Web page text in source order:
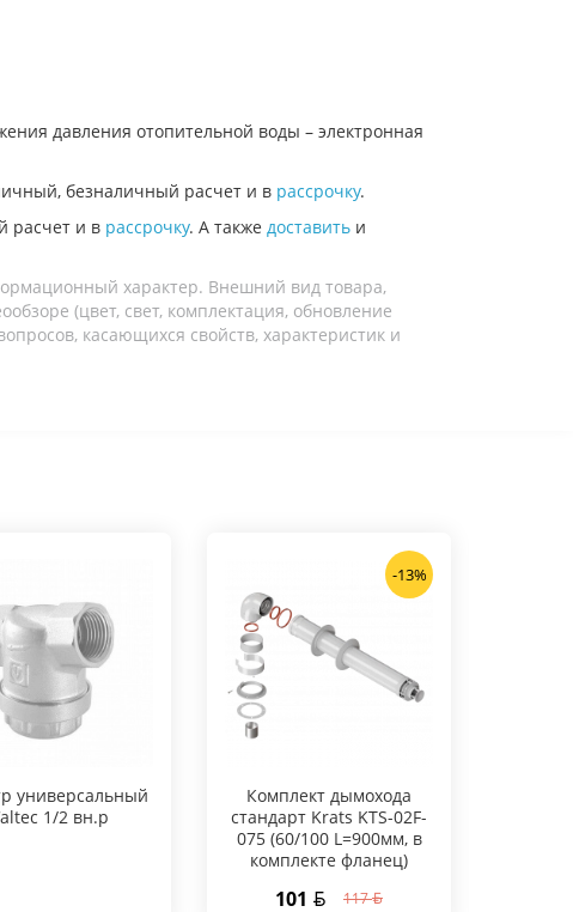
давления отопительной воды – электронная
безналичный расчет и в рассрочку.
расчет и в рассрочку. А также доставить и
характер. Внешний вид товара,
(цвет, свет, комплектация, обновление
касающихся свойств, характеристик и
универсальный
1/2 вн.р
-13%
Комплект дымохода
стандарт Krats KTS-02F-
075 (60/100 L=900мм, в
комплекте фланец)
101 117